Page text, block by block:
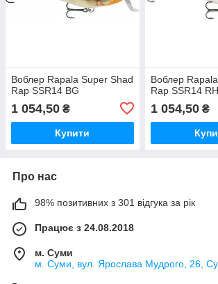
Воблер Rapala Super Shad
Rap SSR14 BG
1 054,50 ₴
Купити
Воблер
Rap SSR14 RH
1 054,50₴
Про нас
98% позитивних з 301 відгука за рік
Працює з 24.08.2018
м. Суми
м. Суми, вул. Ярослава Мудрого, 26,